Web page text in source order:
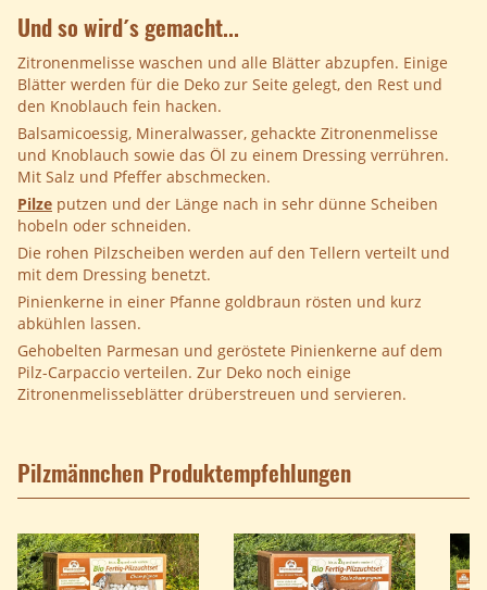
Und so wird´s gemacht...
Zitronenmelisse waschen und alle Blätter abzupfen. Einige
Blätter werden für die Deko zur Seite gelegt, den Rest und
den Knoblauch fein hacken.
Balsamicoessig, Mineralwasser, gehackte Zitronenmelisse
und Knoblauch sowie das Öl zu einem Dressing verrühren.
Mit Salz und Pfeffer abschmecken.
Pilze putzen und der Länge nach in sehr dünne Scheiben
hobeln oder schneiden.
Die rohen Pilzscheiben werden auf den Tellern verteilt und
mit dem Dressing benetzt.
Pinienkerne in einer Pfanne goldbraun rösten und kurz
abkühlen lassen.
Gehobelten Parmesan und geröstete Pinienkerne auf dem
Pilz-Carpaccio verteilen. Zur Deko noch einige
Zitronenmelisseblätter drüberstreuen und servieren.
Pilzmännchen Produktempfehlungen